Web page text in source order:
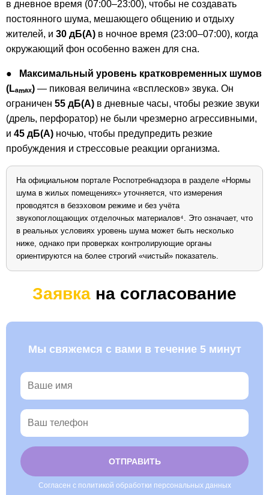
в дневное время (07:00–23:00), чтобы не создавать
постоянного шума, мешающего общению и отдыху
жителей, и 30 дБ(А) в ночное время (23:00–07:00), когда
окружающий фон особенно важен для сна.
●
Максимальный уровень кратковременных шумов
(Lₐₘₐₓ) — пиковая величина «всплесков» звука. Он
ограничен 55 дБ(А) в дневные часы, чтобы резкие звуки
(дрель, перфоратор) не были чрезмерно агрессивными,
и 45 дБ(А) ночью, чтобы предупредить резкие
пробуждения и стрессовые реакции организма.
На официальном портале Роспотребнадзора в разделе «Нормы
шума в жилых помещениях» уточняется, что измерения
проводятся в безэховом режиме и без учёта
звукопоглощающих отделочных материалов⁴. Это означает, что
в реальных условиях уровень шума может быть несколько
ниже, однако при проверках контролирующие органы
ориентируются на более строгий «чистый» показатель.
Заявка на согласование
Мы свяжемся с вами в течение 5 минут
Согласен с политикой обработки персональных данных